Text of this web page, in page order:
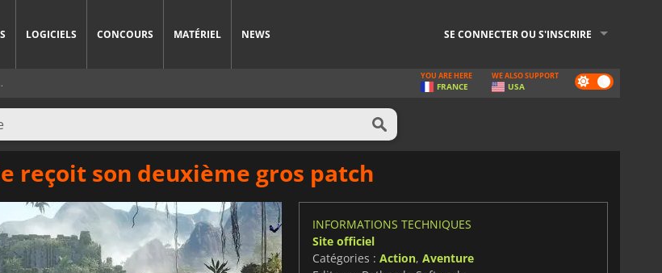
LOGICIELS CONCOURS MATÉRIEL NEWS SE CONNECTER OU S'INSCRIRE
Dark
mode
YOU ARE HERE
FRANCE
WE ALSO SUPPORT
USA
reçoit son deuxième gros patch
INFORMATIONS TECHNIQUES
Site officiel
Catégories : Action, Aventure